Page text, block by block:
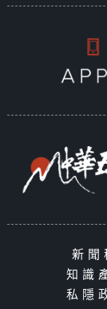
新聞
知識
私隱